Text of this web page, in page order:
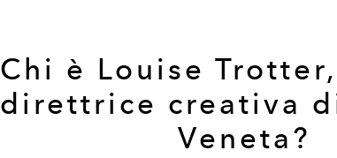
Chi è Louise
direttrice creativa
Veneta?